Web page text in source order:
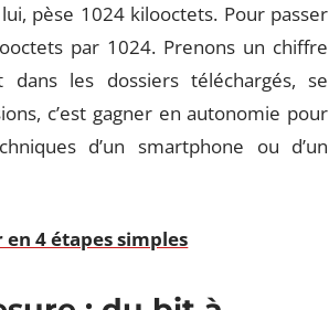
pèse 1024 kilooctets. Pour passer
par 1024. Prenons un chiffre
les dossiers téléchargés, se
c’est gagner en autonomie pour
d’un smartphone ou d’un
4 étapes simples